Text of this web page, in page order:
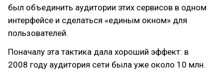
был объединить аудитории этих сервисов в одном
интерфейсе и сделаться «единым окном» для
пользователей.
Поначалу эта тактика дала хороший эффект: в
2008 году аудитория сети была уже около 10 млн.